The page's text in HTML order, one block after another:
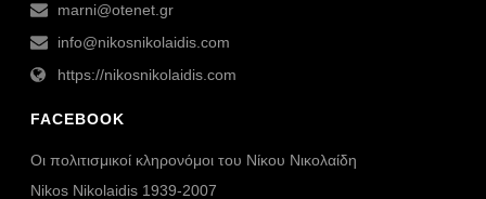
marni@otenet.gr
info@nikosnikolaidis.com
https://nikosnikolaidis.com
FACEBOOK
Οι πολιτισμικοί κληρονόμοι του Νίκου Νικολαίδη
Nikos Nikolaidis 1939-2007